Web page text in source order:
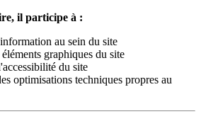
il participe à :
au sein du site
graphiques du site
du site
optimisations techniques propres au